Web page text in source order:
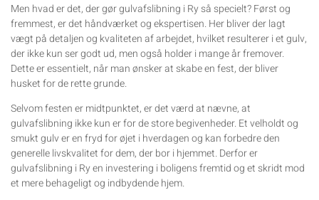
Men hvad er det, der gør gulvafslibning i Ry så specielt? Først og
fremmest, er det håndværket og ekspertisen. Her bliver der lagt
vægt på detaljen og kvaliteten af arbejdet, hvilket resulterer i et gulv,
der ikke kun ser godt ud, men også holder i mange år fremover.
Dette er essentielt, når man ønsker at skabe en fest, der bliver
husket for de rette grunde.
Selvom festen er midtpunktet, er det værd at nævne, at
gulvafslibning ikke kun er for de store begivenheder. Et velholdt og
smukt gulv er en fryd for øjet i hverdagen og kan forbedre den
generelle livskvalitet for dem, der bor i hjemmet. Derfor er
gulvafslibning i Ry en investering i boligens fremtid og et skridt mod
et mere behageligt og indbydende hjem.